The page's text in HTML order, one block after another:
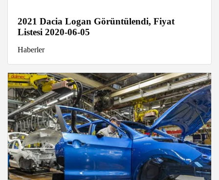
2021 Dacia Logan Görüntülendi, Fiyat
Listesi 2020-06-05
Haberler